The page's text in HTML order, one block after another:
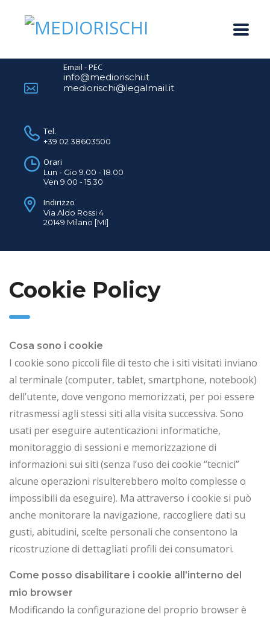
Email - PEC
info@mediorischi.it
mediorischi@legalmail.it
Tel.
+39 02 38603500
Orari
Lun - Gio 9.00 - 18.00
Ven 9.00 - 15.30
Indirizzo
Via Aldo Rossi 4
20149 Milano [MI]
Cookie Policy
Cosa sono i cookie
I cookie sono piccoli file di testo che i siti visitati inviano
al terminale (computer, tablet, smartphone, notebook)
dell’utente, dove vengono memorizzati, per poi essere
ritrasmessi agli stessi siti alla visita successiva. Sono
usati per eseguire autenticazioni informatiche,
monitoraggio di sessioni e memorizzazione di
informazioni sui siti (senza l’uso dei cookie “tecnici”
alcune operazioni risulterebbero molto complesse o
impossibili da eseguire). Ma attraverso i cookie si può
anche monitorare la navigazione, raccogliere dati su
gusti, abitudini, scelte personali che consentono la
ricostruzione di dettagliati profili dei consumatori.
Come posso disabilitare i cookie all’interno del
mio browser
Modificando la configurazione del proprio browser è